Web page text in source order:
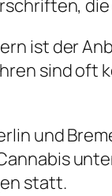
ist der
sind oft
und
statt.